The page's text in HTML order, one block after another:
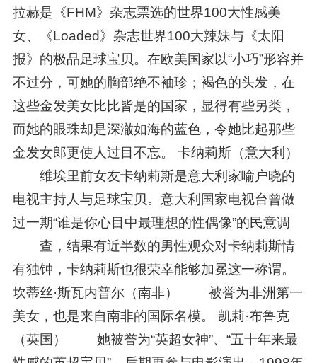
拉赫是《FHM》杂志票选的世界100大性感美
女、《Loaded》杂志世界100大辣妹与《太阳
报》的极品足球宝贝。在欧美国家以“小巧”形容并
不过分，可她的胸部绝不袖珍；褐色的头发，在
这些金发美女比比皆是的国家，显得有些另类，
而她的眼珠却是深澈如海的蓝色，令她比起那些
金发女郎更使人过目不忘。 卡纳莉斯（意大利）
维埃里前女友卡纳莉斯是意大利家喻户晓的
电视主持人与足球宝贝。意大利国家电视台曾做
过一期“谁是你心目中最理想的性偶像”的民意调
查，结果有近半数的男性观众对卡纳莉斯情
有独钟，卡纳莉斯也很荣幸能够加冕这一称谓。
坎蒂丝·斯瓦内普尔（南非） 被誉为非洲第一
美女，也是来自南非的国际名模。 凯莉·布鲁克
（英国） 她被誉为“英超女神”、“五十年来最